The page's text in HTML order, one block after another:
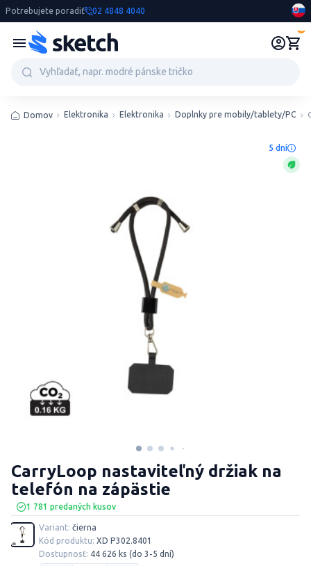
Potrebujete poradiť 02 4848 4040
Domov Elektronika Elektronika Doplnky pre mobily/tablety/PC
5 dní
1 781 predaných kusov
CarryLoop nastaviteľný držiak na
telefón na zápästie
Variant: čierna
Kód produktu: XD P302.8401
Dostupnosť: 44 626 ks (do 3-5 dní)